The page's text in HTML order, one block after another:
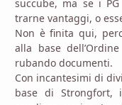
succube, ma se i
trarne vantaggi, o
Non è finita qui,
alla base
rubando documenti.
Con incantesimi di
base di Strongfort,